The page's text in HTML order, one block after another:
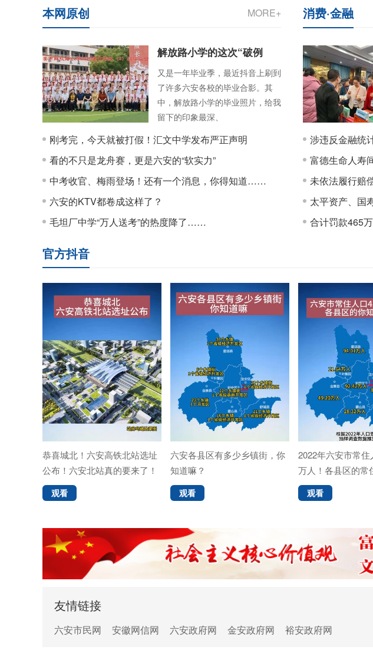
本网原创 MORE+
解放路小学的这次“破例
又是一年毕业季，最近抖音上刷到
了许多六安各校的毕业合影。其
中，解放路小学的毕业照片，给我
留下的印象最深、
刚考完，今天就被打假！汇文中学发布严正声明
看的不只是龙舟赛，更是六安的“软实力”
中考收官、梅雨登场！还有一个消息，你得知道……
六安的KTV都卷成这样了？
毛坦厂中学“万人送考”的热度降了……
消费·金融
涉违反金融统
富德生命人寿
未依法履行赔
太平资产、国
合计罚款465万
官方抖音
恭喜城北！六安高铁北站选址
公布！六安北站真的要来了！
观看
六安各县区有多少乡镇街，你
知道嘛？
观看
2022年六安市常住
万人！各县区的常
道嘛？
观看
友情链接
六安市民网 安徽网信网 六安政府网 金安政府网 裕安政府网